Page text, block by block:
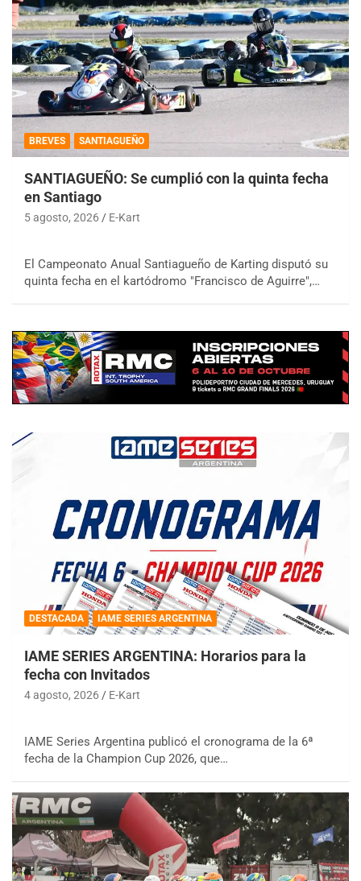
BREVES SANTIAGUEÑO
SANTIAGUEÑO: Se cumplió con la quinta fecha
en Santiago
5 agosto, 2026 E-Kart
El Campeonato Anual Santiagueño de Karting disputó su
quinta fecha en el kartódromo "Francisco de Aguirre",…
DESTACADA IAME SERIES ARGENTINA
IAME SERIES ARGENTINA: Horarios para la
fecha con Invitados
4 agosto, 2026 E-Kart
IAME Series Argentina publicó el cronograma de la 6ª
fecha de la Champion Cup 2026, que…